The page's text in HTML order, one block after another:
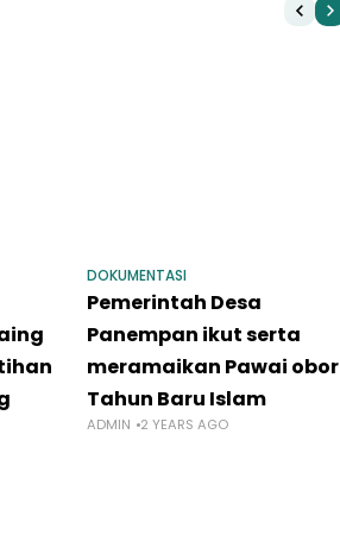
DOKUMENTASI
Pemerintah Desa
Panempan ikut serta
meramaikan Pawai obor
Tahun Baru Islam
ADMIN 2 YEARS AGO